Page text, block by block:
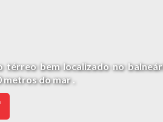
térreo bem localizado no
metros do mar .